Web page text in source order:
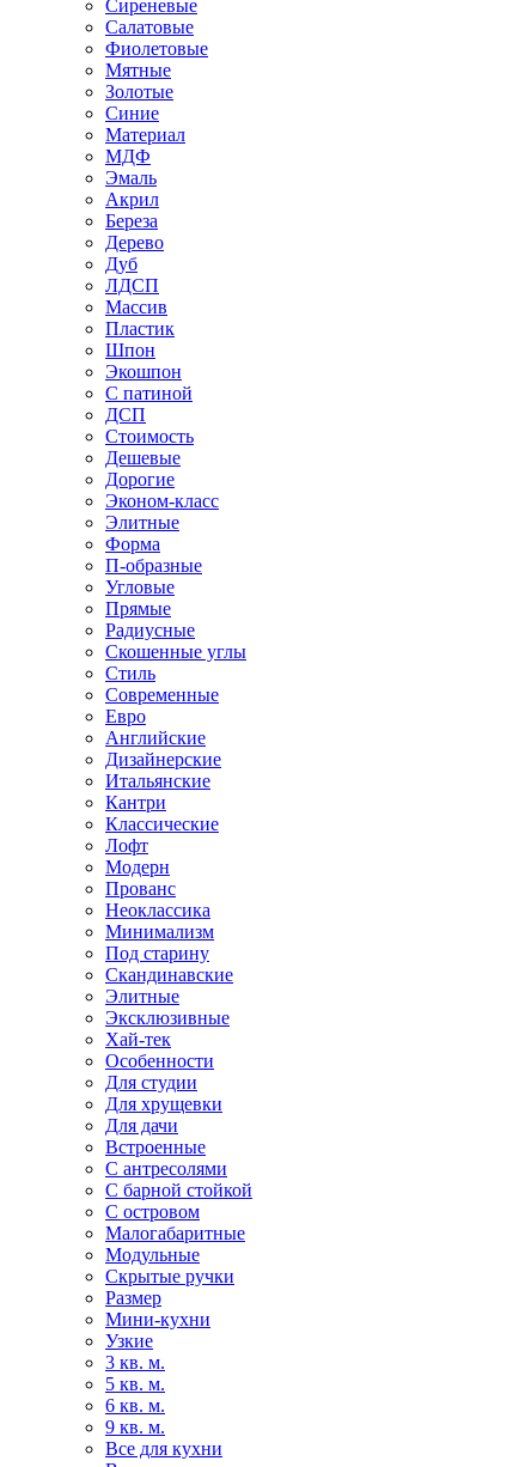
Сиреневые
Салатовые
Фиолетовые
Мятные
Золотые
Синие
Материал
МДФ
Эмаль
Акрил
Береза
Дерево
Дуб
ЛДСП
Массив
Пластик
Шпон
Экошпон
С патиной
ДСП
Стоимость
Дешевые
Дорогие
Эконом-класс
Элитные
Форма
П-образные
Угловые
Прямые
Радиусные
Скошенные углы
Стиль
Современные
Евро
Английские
Дизайнерские
Итальянские
Кантри
Классические
Лофт
Модерн
Прованс
Неоклассика
Минимализм
Под старину
Скандинавские
Элитные
Эксклюзивные
Хай-тек
Особенности
Для студии
Для хрущевки
Для дачи
Встроенные
С антресолями
С барной стойкой
С островом
Малогабаритные
Модульные
Скрытые ручки
Размер
Мини-кухни
Узкие
3 кв. м.
5 кв. м.
6 кв. м.
9 кв. м.
Все для кухни